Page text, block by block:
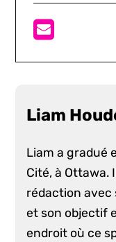
Liam
Liam a gradué
Cité, à Ottawa.
rédaction avec
et son objectif
endroit où ce